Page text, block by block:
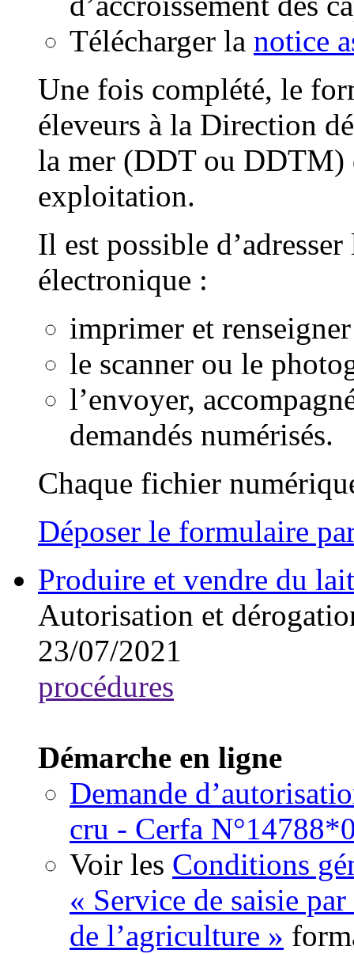
Télécharger la notice
Une fois complété, le
éleveurs à la Direction
la mer (DDT ou DDTM)
exploitation.
Il est possible
électronique :
imprimer et
le scanner ou le
l’envoyer,
demandés numérisés.
Chaque fichier
Déposer le formulaire
Produire et vendre du
Autorisation et
23/07/2021
procédures
Démarche en ligne
Demande
cru - Cerfa
Voir les Conditions
« Service de saisie
de l’agriculture »